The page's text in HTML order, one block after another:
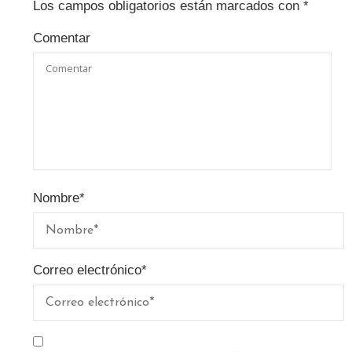
Los campos obligatorios están marcados con *
Comentar
Nombre*
Correo electrónico*